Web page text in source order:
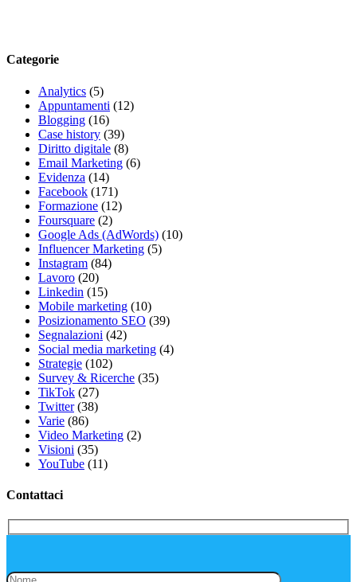
Categorie
Analytics (5)
Appuntamenti (12)
Blogging (16)
Case history (39)
Diritto digitale (8)
Email Marketing (6)
Evidenza (14)
Facebook (171)
Formazione (12)
Foursquare (2)
Google Ads (AdWords) (10)
Influencer Marketing (5)
Instagram (84)
Lavoro (20)
Linkedin (15)
Mobile marketing (10)
Posizionamento SEO (39)
Segnalazioni (42)
Social media marketing (4)
Strategie (102)
Survey & Ricerche (35)
TikTok (27)
Twitter(38)
Varie (86)
Video Marketing (2)
Visioni (35)
YouTube (11)
Contattaci